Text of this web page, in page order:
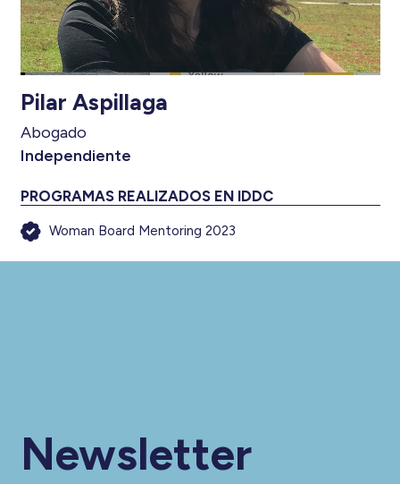
Pilar Aspillaga
Abogado
Independiente
PROGRAMAS REALIZADOS EN IDDC
Woman Board Mentoring 2023
Newsletter